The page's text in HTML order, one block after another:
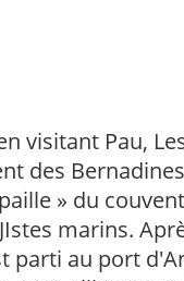
visitant Pau,
des
» du
marins.
parti au port